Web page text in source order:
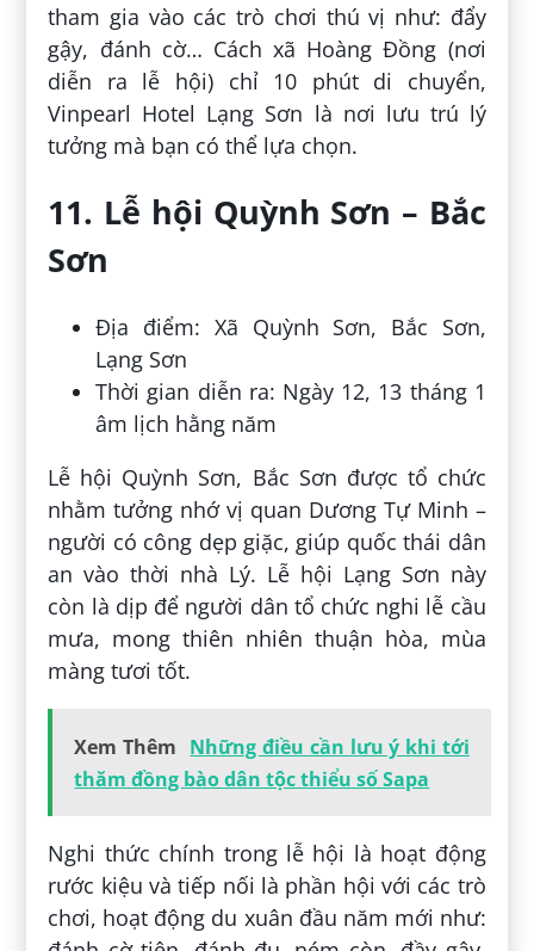
tham gia vào các trò chơi thú vị như: đẩy
gậy, đánh cờ… Cách xã Hoàng Đồng (nơi
diễn ra lễ hội) chỉ 10 phút di chuyển,
Vinpearl Hotel Lạng Sơn là nơi lưu trú lý
tưởng mà bạn có thể lựa chọn.
11. Lễ hội Quỳnh Sơn – Bắc
Sơn
Địa điểm: Xã Quỳnh Sơn, Bắc Sơn,
Lạng Sơn
Thời gian diễn ra: Ngày 12, 13 tháng 1
âm lịch hằng năm
Lễ hội Quỳnh Sơn, Bắc Sơn được tổ chức
nhằm tưởng nhớ vị quan Dương Tự Minh –
người có công dẹp giặc, giúp quốc thái dân
an vào thời nhà Lý. Lễ hội Lạng Sơn này
còn là dịp để người dân tổ chức nghi lễ cầu
mưa, mong thiên nhiên thuận hòa, mùa
màng tươi tốt.
Xem Thêm Những điều cần lưu ý khi tới
thăm đồng bào dân tộc thiểu số Sapa
Nghi thức chính trong lễ hội là hoạt động
rước kiệu và tiếp nối là phần hội với các trò
chơi, hoạt động du xuân đầu năm mới như: